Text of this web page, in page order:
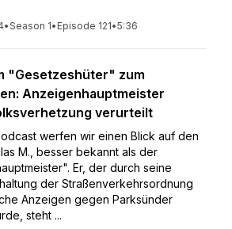
•Season 1• Episode 121•5:36
"Gesetzeshüter" zum
Anzeigenhauptmeister
verurteilt
werfen wir einen Blick auf den
M., besser bekannt als der
Er, der durch seine
der Straßenverkehrsordnung
Anzeigen gegen Parksünder
steht ...